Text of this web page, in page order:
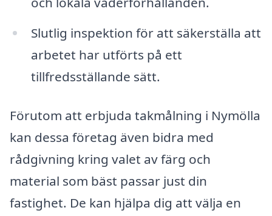
Slutlig inspektion för att säkerställa att
arbetet har utförts på ett
tillfredsställande sätt.
Förutom att erbjuda takmålning i Nymölla
kan dessa företag även bidra med
rådgivning kring valet av färg och
material som bäst passar just din
fastighet. De kan hjälpa dig att välja en